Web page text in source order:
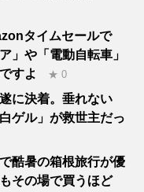
タイムセールで
」や「電動自転車」
すよ
★ 0
に決着。垂れない
ゲル」が救世主だっ
酷暑の箱根旅行が優
その場で買うほど